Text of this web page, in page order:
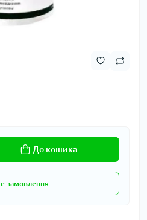
До кошика
замовлення